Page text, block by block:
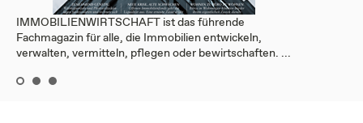
IMMOBILIENWIRTSCHAFT ist das führende
Fachmagazin für alle, die Immobilien entwickeln,
verwalten, vermitteln, pflegen oder bewirtschaften. ...